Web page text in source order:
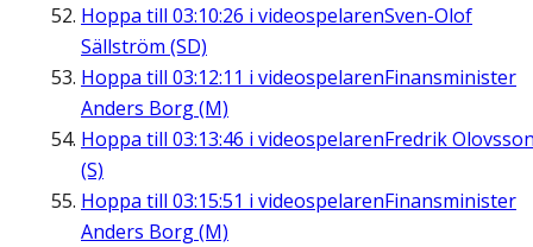
Hoppa till 03:10:26 i videospelarenSven-Olof
Sällström (SD)
Hoppa till 03:12:11 i videospelarenFinansminister
Anders Borg (M)
Hoppa till 03:13:46 i videospelarenFredrik
(S)
Hoppa till 03:15:51 i videospelarenFinansminister
Anders Borg (M)